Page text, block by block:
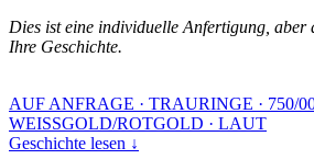
Dies ist eine individuelle Anfertigung,
Ihre Geschichte.
AUF ANFRAGE · TRAURINGE · 750/
WEISSGOLD/ROTGOLD · LAUT
Geschichte lesen ↓